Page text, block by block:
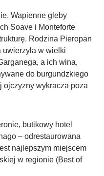
Wapienne gleby
Soave i Monteforte
Rodzina Pieropan
uwierzyła w wielki
a ich wina,
do burgundzkiego
ojczyzny wykracza poza
butikowy hotel
– odrestaurowana
najlepszym miejscem
w regionie (Best of